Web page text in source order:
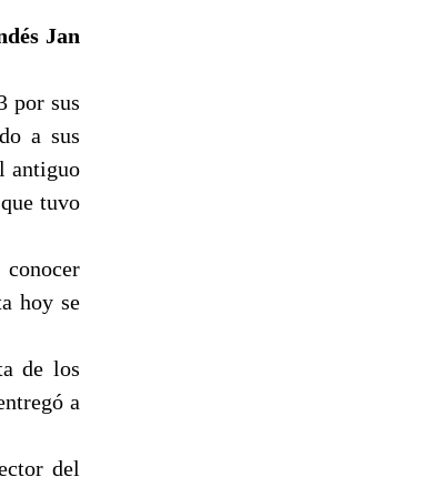
Jan
por sus
a sus
antiguo
tuvo
hoy se
de los
a
del